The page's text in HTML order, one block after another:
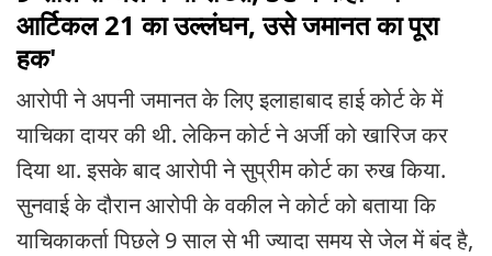
आर्टिकल 21 का उल्लंघन, उसे जमानत का पूरा
हक'
आरोपी ने अपनी जमानत के लिए इलाहाबाद हाई कोर्ट के में
याचिका दायर की थी. लेकिन कोर्ट ने अर्जी को खारिज कर
दिया था. इसके बाद आरोपी ने सुप्रीम कोर्ट का रुख किया.
सुनवाई के दौरान आरोपी के वकील ने कोर्ट को बताया कि
याचिकाकर्ता पिछले 9 साल से भी ज्यादा समय से जेल में बंद है,